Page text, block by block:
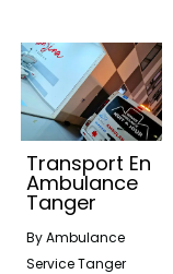
Transport En
Ambulance
Tanger
ByAmbulance
Service Tanger